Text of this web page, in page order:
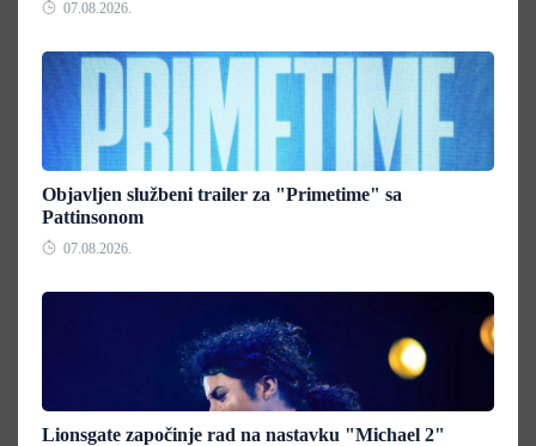
07.08.2026.
Objavljen službeni trailer za "Primetime" sa
Pattinsonom
07.08.2026.
Lionsgate započinje rad na nastavku "Michael 2"